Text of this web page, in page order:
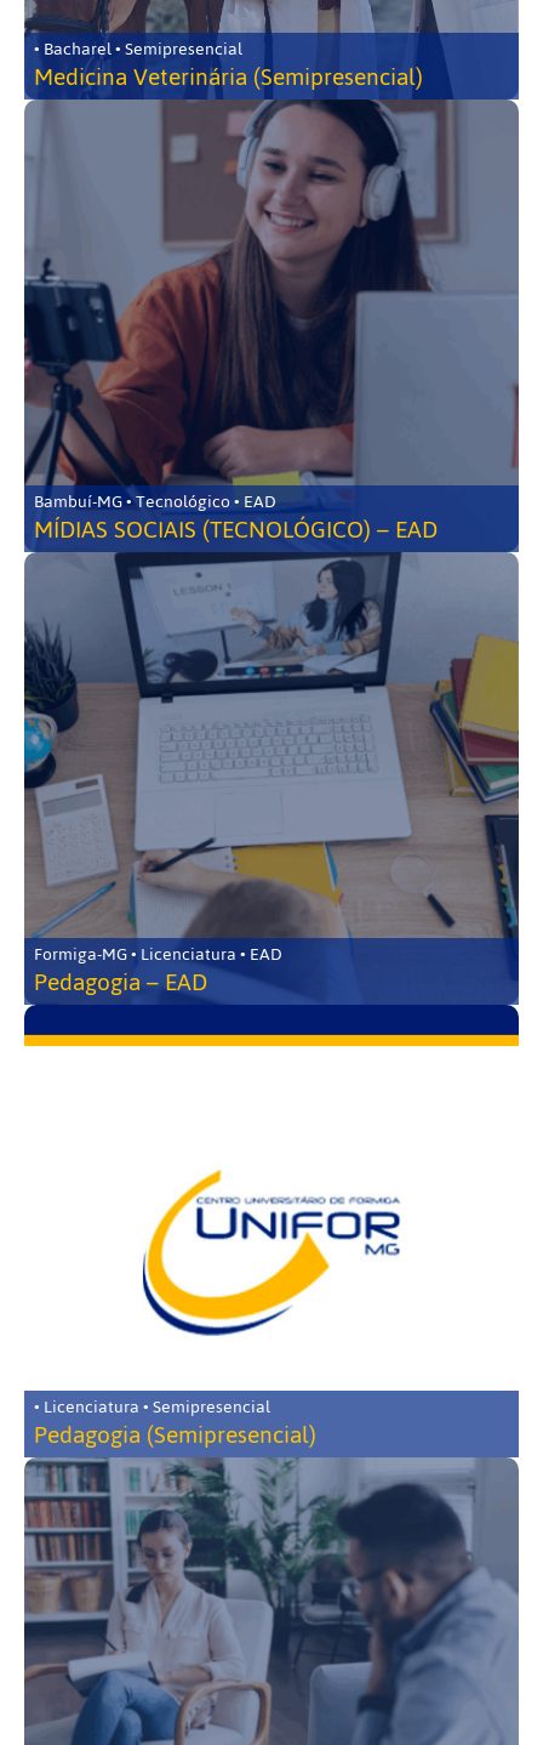
• Bacharel • Semipresencial
Medicina Veterinária (Semipresencial)
Bambuí-MG • Tecnológico • EAD
MÍDIAS SOCIAIS (TECNOLÓGICO) – EAD
Formiga-MG • Licenciatura • EAD
Pedagogia – EAD
• Licenciatura • Semipresencial
Pedagogia (Semipresencial)